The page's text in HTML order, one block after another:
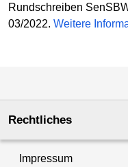
Rundschreiben
03/2022. Weitere
Rechtliches
Impressum